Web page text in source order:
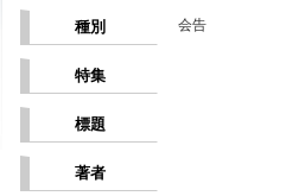
種別 会告
特集
標題
著者